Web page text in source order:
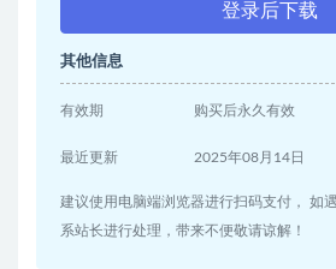
登录后下载
其他信息
有效期 购买后永久有效
最近更新 2025年08月14日
建议使用电脑端浏览器进行扫码支付， 如
系站长进行处理，带来不便敬请谅解！